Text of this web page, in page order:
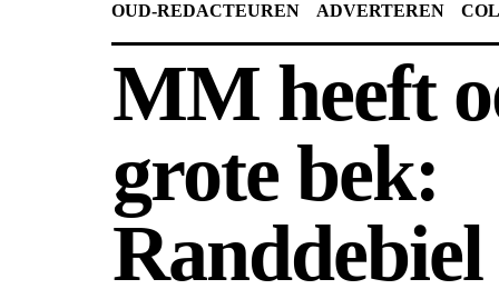
OUD-REDACTEUREN ADVERTEREN
MM heeft
grote bek:
Randdebiel